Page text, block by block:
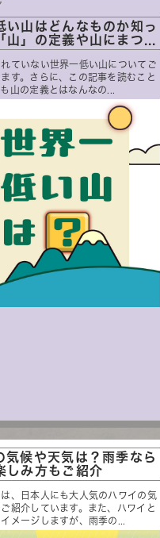
い山はどんなものか知っ
山」の定義や山にまつ...
ていない世界一低い山についてご
す。さらに、この記事を読むこと
山の定義とはなんなの...
気候や天気は？雨季なら
しみ方もご紹介
、日本人にも大人気のハワイの気
紹介しています。また、ハワイと
メージしますが、雨季の...